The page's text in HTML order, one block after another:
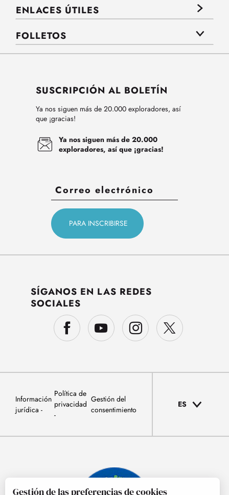
ENLACES ÚTILES
FOLLETOS
SUSCRIPCIÓN AL BOLETÍN
Ya nos siguen más de 20.000 exploradores, así
que ¡gracias!
Ya nos siguen más de 20.000
exploradores, así que ¡gracias!
SÍGANOS EN LAS REDES
SOCIALES
Información
jurídica
Política de
privacidad
Gestión del
consentimiento
ES
Gestión de las preferencias de cookies